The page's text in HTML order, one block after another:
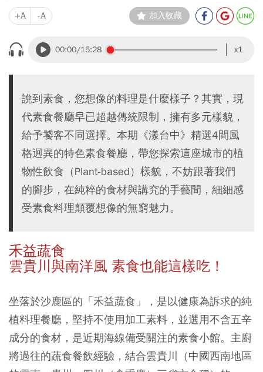
+A -A 加入收藏
00:00/15:28 x1
說到素食，您想像的料理是什麼樣子？其實，現
代素食餐廳早已超越傳統限制，擁有多元樣貌，
給予饕客不同選擇。本期《漾台中》精選4間風
格迥異的特色素食餐廳，帶您探索這座城市的植
物性飲食（Plant-based）樣貌，不妨跟著我們
的腳步，在純粹的食材與講究的手藝間，細細感
受素食料理顛覆想像的無窮魅力。
禾益蔬食
雲貴川與南洋風 素食也能這樣吃！
坐落於沙鹿區的「禾益蔬食」，是以健康為訴求的純
植料理餐廳，堅持不使用加工素料，並選用不含五辛
成分的食材，是近期海線備受關注的素食小館。主廚
將過往的蔬食餐飲經驗，結合雲貴川（中國西南地區